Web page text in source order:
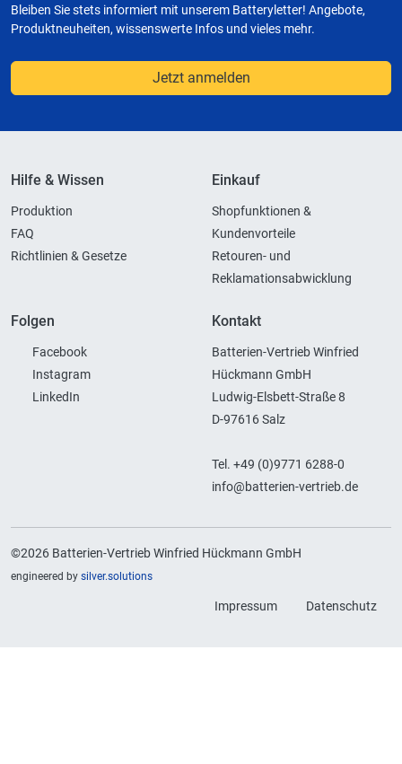
Bleiben Sie stets informiert mit unserem Batteryletter! Angebote,
Produktneuheiten, wissenswerte Infos und vieles mehr.
Jetzt anmelden
Hilfe & Wissen
Produktion
FAQ
Richtlinien & Gesetze
Einkauf
Shopfunktionen &
Kundenvorteile
Retouren- und
Reklamationsabwicklung
Folgen
Facebook
Instagram
LinkedIn
Kontakt
Batterien-Vertrieb Winfried
Hückmann GmbH
Ludwig-Elsbett-Straße 8
D-97616 Salz
Tel. +49 (0)9771 6288-0
info@batterien-vertrieb.de
©2026 Batterien-Vertrieb Winfried Hückmann GmbH
engineered by silver.solutions
Impressum Datenschutz